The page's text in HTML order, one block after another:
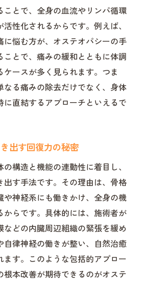
ことで、全身の血流やリンパ循環
性化されるからです。例えば、
に悩む方が、オステオパシーの手
とで、痛みの緩和とともに体調
ースが多く見られます。つま
なる痛みの除去だけでなく、身体
に直結するアプローチといえるで
出す回復力の秘密
構造と機能の連動性に着目し、
出す手法です。その理由は、骨格
や神経系にも働きかけ、全身の機
からです。具体的には、施術者が
などの内臓周辺組織の緊張を緩め
自律神経の働きが整い、自然治癒
ます。このような包括的アプロー
根本改善が期待できるのがオステ